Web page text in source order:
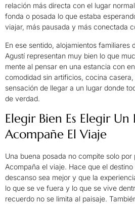
relación más directa con el lugar
fonda o posada lo que estaba
viajar, más pausada y más conectada
En ese sentido, alojamientos familiares
Agustí representan muy bien lo que
mente al pensar en una estancia con
comodidad sin artificios, cocina
sensación de llegar a un lugar donde
de verdad.
Elegir Bien Es Elegir
Acompañe El Viaje
Una buena posada no compite solo
Acompaña el viaje. Hace que el
descanso sea mejor y que la
lo que se ve fuera y lo que se vive
recuerdo no se limita al paisaje.